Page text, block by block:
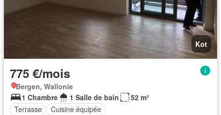
Kot
775 €/mois
Bergen, Wallonie
1 Chambre
1 Salle de bain
52 m²
Terrasse
Cuisine équipée